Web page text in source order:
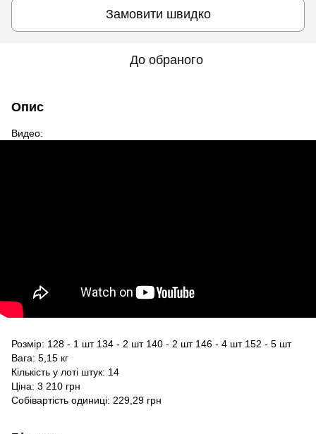
Замовити швидко
До обраного
Опис
Видео:
Розмір: 128 - 1 шт 134 - 2 шт 140 - 2 шт 146 - 4 шт 152 - 5 шт
Вага: 5,15 кг
Кількість у лоті штук: 14
Ціна: 3 210 грн
Собівартість одиниці: 229,29 грн